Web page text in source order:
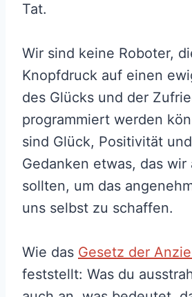
Tat.
Wir sind keine Roboter,
Knopfdruck auf einen
des Glücks und der
programmiert werden
sind Glück, Positivität
Gedanken etwas, das wir
sollten, um das
uns selbst zu schaffen.
Wie das Gesetz der
feststellt: Was du